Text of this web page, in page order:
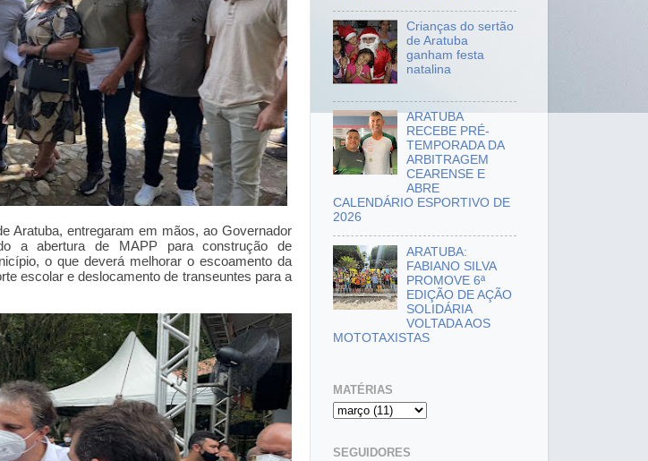
Aratuba, entregaram em mãos, ao Governador
a abertura de MAPP para construção de
o que deverá melhorar o escoamento da
escolar e deslocamento de transeuntes para a
Crianças do sertão
de Aratuba
ganham festa
natalina
ARATUBA
RECEBE PRÉ-
TEMPORADA DA
ARBITRAGEM
CEARENSE E
ABRE
CALENDÁRIO ESPORTIVO DE
2026
ARATUBA:
FABIANO SILVA
PROMOVE 6ª
EDIÇÃO DE AÇÃO
SOLIDÁRIA
VOLTADA AOS
MOTOTAXISTAS
MATÉRIAS
SEGUIDORES